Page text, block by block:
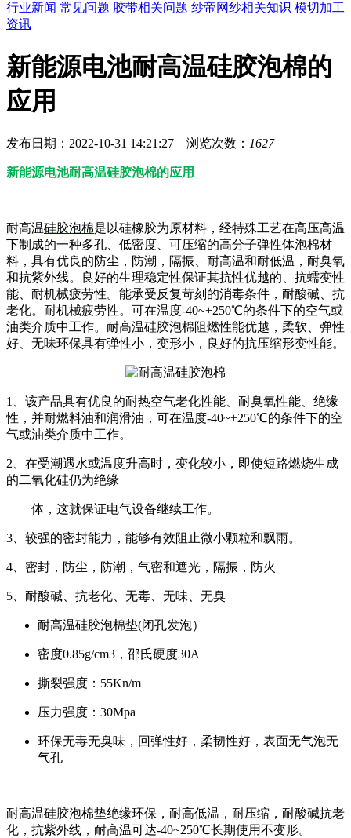
行业新闻 常见问题 胶带相关问题 纱帝网纱相关知识 模切加工
资讯
新能源电池耐高温硅胶泡棉的
应用
发布日期：2022-10-31 14:21:27 浏览次数： 1627
新能源电池耐高温硅胶泡棉的应用
耐高温硅胶泡棉是以硅橡胶为原材料，经特殊工艺在高压高温
下制成的一种多孔、低密度、可压缩的高分子弹性体泡棉材
料，具有优良的防尘，防潮，隔振、耐高温和耐低温，耐臭氧
和抗紫外线。良好的生理稳定性保证其抗性优越的、抗蠕变性
能、耐机械疲劳性。能承受反复苛刻的消毒条件，耐酸碱、抗
老化。耐机械疲劳性。可在温度-40~+250℃的条件下的空气或
油类介质中工作。耐高温硅胶泡棉阻燃性能优越，柔软、弹性
好、无味环保具有弹性小，变形小，良好的抗压缩形变性能。
1、该产品具有优良的耐热空气老化性能、耐臭氧性能、绝缘
性，并耐燃料油和润滑油，可在温度-40~+250℃的条件下的空
气或油类介质中工作。
2、在受潮遇水或温度升高时，变化较小，即使短路燃烧生成
的二氧化硅仍为绝缘
体，这就保证电气设备继续工作。
3、较强的密封能力，能够有效阻止微小颗粒和飘雨。
4、密封，防尘，防潮，气密和遮光，隔振，防火
5、耐酸碱、抗老化、无毒、无味、无臭
耐高温硅胶泡棉垫(闭孔发泡）
密度0.85g/cm3，邵氏硬度30A
撕裂强度：55Kn/m
压力强度：30Mpa
环保无毒无臭味，回弹性好，柔韧性好，表面无气泡无
气孔
耐高温硅胶泡棉垫绝缘环保，耐高低温，耐压缩，耐酸碱抗老
化，抗紫外线，耐高温可达-40~250℃长期使用不变形。